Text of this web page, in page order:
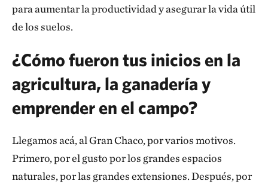
para aumentar la productividad y asegurar la vida útil
de los suelos.
¿Cómo fueron tus inicios en la
agricultura, la ganadería y
emprender en el campo?
Llegamos acá, al Gran Chaco, por varios motivos.
Primero, por el gusto por los grandes espacios
naturales, por las grandes extensiones. Después, por